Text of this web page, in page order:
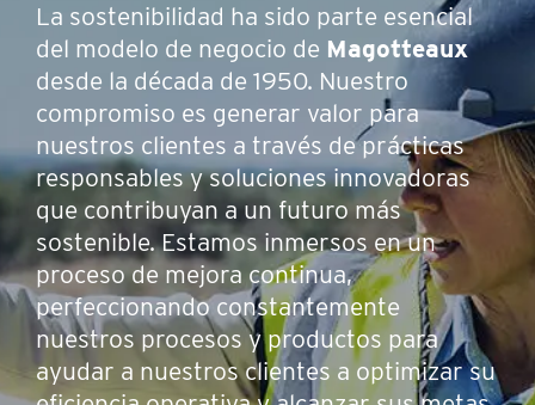
La sostenibilidad ha sido parte esencial
del modelo de negocio de Magotteaux
desde la década de 1950. Nuestro
compromiso es generar valor para
nuestros clientes a través de prácticas
responsables y soluciones innovadoras
que contribuyan a un futuro más
sostenible. Estamos inmersos en un
proceso de mejora continua,
perfeccionando constantemente
nuestros procesos y productos para
ayudar a nuestros clientes a optimizar su